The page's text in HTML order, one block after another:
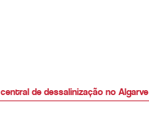
de dessalinização no Algarve